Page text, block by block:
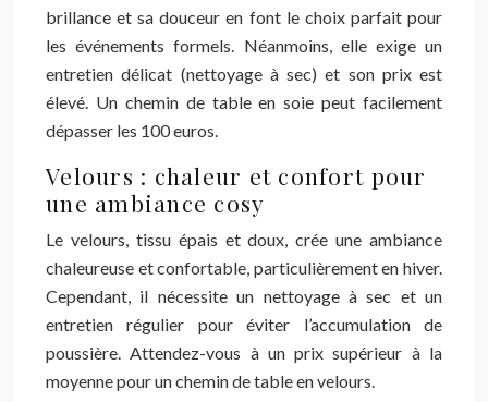
brillance et sa douceur en font le choix parfait pour
les événements formels. Néanmoins, elle exige un
entretien délicat (nettoyage à sec) et son prix est
élevé. Un chemin de table en soie peut facilement
dépasser les 100 euros.
Velours : chaleur et confort pour
une ambiance cosy
Le velours, tissu épais et doux, crée une ambiance
chaleureuse et confortable, particulièrement en hiver.
Cependant, il nécessite un nettoyage à sec et un
entretien régulier pour éviter l’accumulation de
poussière. Attendez-vous à un prix supérieur à la
moyenne pour un chemin de table en velours.